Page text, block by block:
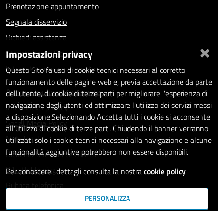
Prenotazione appuntamento
Segnala disservizio
Richiedi assistenza
Statistiche dei Siti web
Intranet - accesso riservato
Amministrazione trasparente
Informativa privacy
Social Media Policy
Note legali
Dichiarazione di accessibilità
Whistleblowing
Rubrica telefonica
SEGUICI SU
×
Impostazioni privacy
Questo Sito fa uso di cookie tecnici necessari al corretto
funzionamento delle pagine web e, previa accettazione da parte
dell'utente, di cookie di terze parti per migliorare l'esperienza di
navigazione degli utenti ed ottimizzare l'utilizzo dei servizi messi
a disposizione.Selezionando Accetta tutti i cookie si acconsente
all'utilizzo di cookie di terze parti. Chiudendo il banner verranno
utilizzati solo i cookie tecnici necessari alla navigazione e alcune
funzionalità aggiuntive potrebbero non essere disponibili.
Per conoscere i dettagli consulta la nostracookie policy
PERSONALIZZA